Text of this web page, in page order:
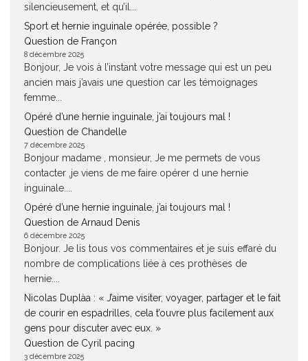
silencieusement, et qu’il...
Sport et hernie inguinale opérée, possible ?
Question de Françon
8 décembre 2025
Bonjour, Je vois à l’instant votre message qui est un peu
ancien mais j’avais une question car les témoignages
femme...
Opéré d’une hernie inguinale, j’ai toujours mal !
Question de Chandelle
7 décembre 2025
Bonjour madame , monsieur, Je me permets de vous
contacter ,je viens de me faire opérer d une hernie
inguinale....
Opéré d’une hernie inguinale, j’ai toujours mal !
Question de Arnaud Denis
6 décembre 2025
Bonjour. Je lis tous vos commentaires et je suis effaré du
nombre de complications liée à ces prothèses de
hernie....
Nicolas Duplàa : « J’aime visiter, voyager, partager et le fait
de courir en espadrilles, cela t’ouvre plus facilement aux
gens pour discuter avec eux. »
Question de Cyril pacing
3 décembre 2025